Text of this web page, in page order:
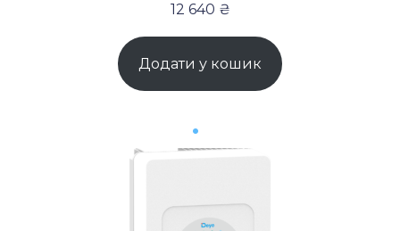
12 640 ₴
Додати у кошик